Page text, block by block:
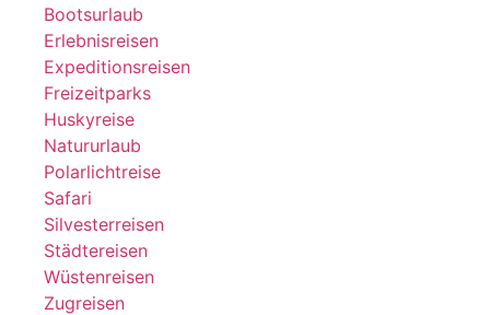
Bootsurlaub
Erlebnisreisen
Expeditionsreisen
Freizeitparks
Huskyreise
Natururlaub
Polarlichtreise
Safari
Silvesterreisen
Städtereisen
Wüstenreisen
Zugreisen